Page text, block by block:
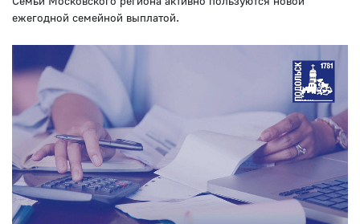
ежегодной семейной выплатой.